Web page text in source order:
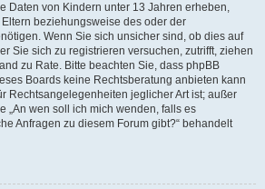
Daten von Kindern unter 13 Jahren erheben,
beziehungsweise des oder der
Wenn Sie sich unsicher sind, ob dies auf
Sie sich zu registrieren versuchen, zutrifft, ziehen
zu Rate. Bitte beachten Sie, dass phpBB
Boards keine Rechtsberatung anbieten kann
Rechtsangelegenheiten jeglicher Art ist; außer
„An wen soll ich mich wenden, falls es
Anfragen zu diesem Forum gibt?“ behandelt